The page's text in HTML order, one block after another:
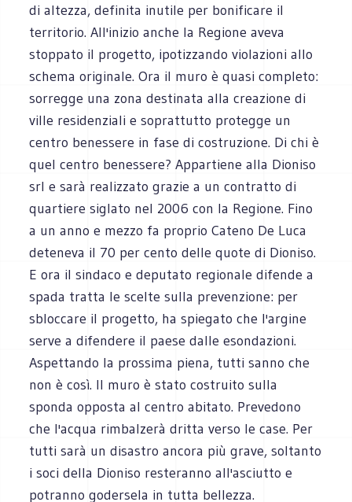
di altezza, definita inutile per bonificare il
territorio. All'inizio anche la Regione aveva
stoppato il progetto, ipotizzando violazioni allo
schema originale. Ora il muro è quasi completo:
sorregge una zona destinata alla creazione di
ville residenziali e soprattutto protegge un
centro benessere in fase di costruzione. Di chi è
quel centro benessere? Appartiene alla Dioniso
srl e sarà realizzato grazie a un contratto di
quartiere siglato nel 2006 con la Regione. Fino
a un anno e mezzo fa proprio Cateno De Luca
deteneva il 70 per cento delle quote di Dioniso.
E ora il sindaco e deputato regionale difende a
spada tratta le scelte sulla prevenzione: per
sbloccare il progetto, ha spiegato che l'argine
serve a difendere il paese dalle esondazioni.
Aspettando la prossima piena, tutti sanno che
non è così. Il muro è stato costruito sulla
sponda opposta al centro abitato. Prevedono
che l'acqua rimbalzerà dritta verso le case. Per
tutti sarà un disastro ancora più grave, soltanto
i soci della Dioniso resteranno all'asciutto e
potranno godersela in tutta bellezza.